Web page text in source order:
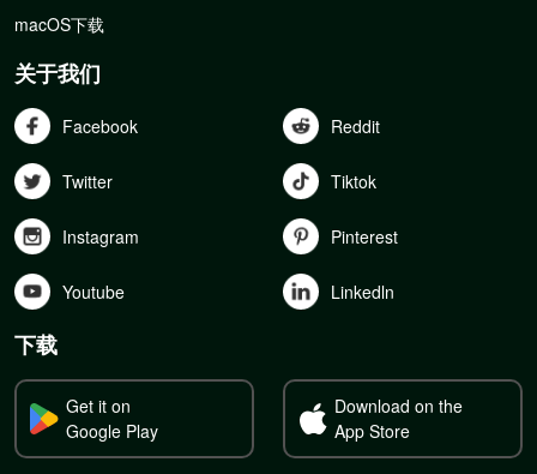
macOS下载
关于我们
Facebook Reddit
Twitter Tiktok
Instagram Pinterest
Youtube Linkedln
下载
Get it on
Google Play
Download on the
App Store